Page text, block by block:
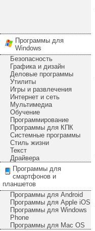
Программы для
Windows
Безопасность
Графика и дизайн
Деловые программы
Утилиты
Игры и развлечения
Интернет и сеть
Мультимедиа
Обучение
Программирование
Программы для КПК
Системные программы
Стиль жизни
Текст
Драйвера
Программы для
смартфонов и
планшетов
Программы для Android
Программы для Apple iOS
Программы для Windows
Phone
Программы для Mac OS